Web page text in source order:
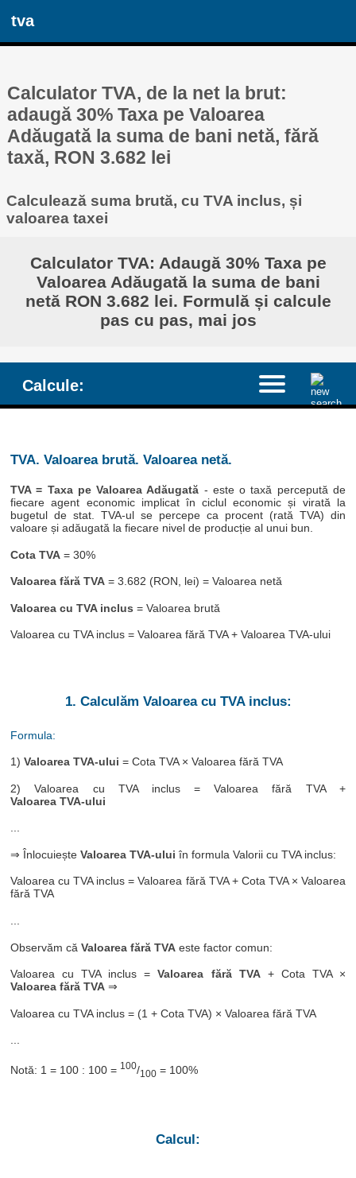
tva
Calculator TVA, de la net la brut:
adaugă 30% Taxa pe Valoarea
Adăugată la suma de bani netă, fără
taxă, RON 3.682 lei
Calculează suma brută, cu TVA inclus, și
valoarea taxei
Calculator TVA: Adaugă 30% Taxa pe
Valoarea Adăugată la suma de bani
netă RON 3.682 lei. Formulă și calcule
pas cu pas, mai jos
Calcule:
TVA. Valoarea brută. Valoarea netă.
TVA = Taxa pe Valoarea Adăugată - este o taxă percepută de
fiecare agent economic implicat în ciclul economic și virată la
bugetul de stat. TVA-ul se percepe ca procent (rată TVA) din
valoare și adăugată la fiecare nivel de producție al unui bun.
Cota TVA = 30%
Valoarea fără TVA = 3.682 (RON, lei) = Valoarea netă
Valoarea cu TVA inclus = Valoarea brută
Valoarea cu TVA inclus = Valoarea fără TVA + Valoarea TVA-ului
1. Calculăm Valoarea cu TVA inclus:
Formula:
1)Valoarea TVA-ului = Cota TVA × Valoarea fără TVA
2) Valoarea cu TVA inclus = Valoarea fără TVA +
Valoarea TVA-ului
...
⇒ ÎnlocuieșteValoarea TVA-ului în formula Valorii cu TVA inclus:
Valoarea cu TVA inclus = Valoarea fără TVA + Cota TVA × Valoarea
fără TVA
Observăm căValoarea fără TVA este factor comun:
Valoarea cu TVA inclus =Valoarea fără TVA+ Cota TVA ×
Valoarea fără TVA ⇒
Valoarea cu TVA inclus = (1 + Cota TVA) × Valoarea fără TVA
Notă: 1 = 100 : 100 = 100/100 = 100%
Calcul: